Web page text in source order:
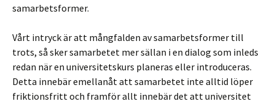
samarbetsformer.
Vårt intryck är att mångfalden av samarbetsformer till
trots, så sker samarbetet mer sällan i en dialog som inleds
redan när en universitetskurs planeras eller introduceras.
Detta innebär emellanåt att samarbetet inte alltid löper
friktionsfritt och framför allt innebär det att universitet